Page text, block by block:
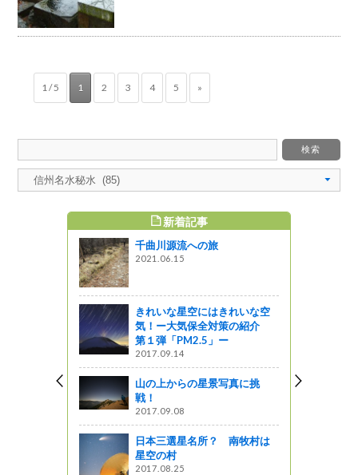
1 / 5 1 2 3 4 5 »
新着記事
千曲川源流への旅
2021.06.15
きれいな星空にはきれいな空
気！ー大気保全対策の紹介
第１弾「PM2.5」ー
2017.09.14
山の上からの星景写真に挑
戦！
2017.09.08
日本三選星名所？ 南牧村は
星空の村
2017.08.25